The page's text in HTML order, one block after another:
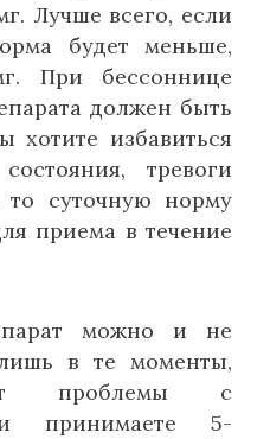
Лучше всего, если
будет меньше,
При бессоннице
должен быть
хотите избавиться
тревоги
суточную норму
приема в течение
можно и не
в те моменты,
проблемы с
принимаете 5-